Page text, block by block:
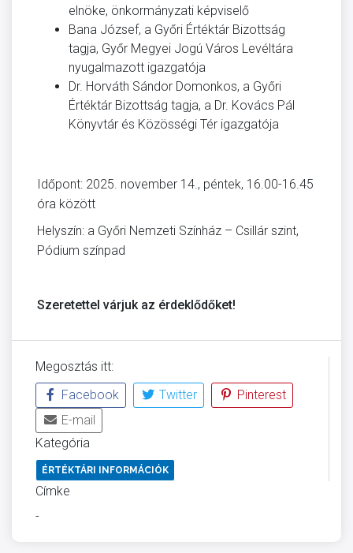
elnöke, önkormányzati képviselő
Bana József, a Győri Értéktár Bizottság
tagja, Győr Megyei Jogú Város Levéltára
nyugalmazott igazgatója
Dr. Horváth Sándor Domonkos, a Győri
Értéktár Bizottság tagja, a Dr. Kovács Pál
Könyvtár és Közösségi Tér igazgatója
Időpont: 2025. november 14., péntek, 16.00-16.45
óra között
Helyszín: a Győri Nemzeti Színház – Csillár szint,
Pódium színpad
Szeretettel várjuk az érdeklődőket!
Megosztás itt:
Facebook
Twitter
Pinterest
E-mail
Kategória
ÉRTÉKTÁRI INFORMÁCIÓK
Címke
-